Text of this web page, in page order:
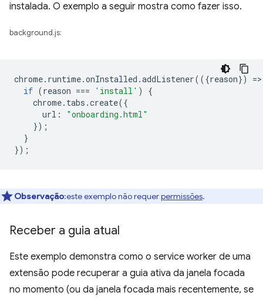
instalada. O exemplo a seguir mostra como fazer isso.
background.js:
chrome. runtime.onInstalled .addListener(({reason}) =>
if (reason === 'install' )
{
chrome. tabs .create({
url :
"onboarding.html"
});
}
});
Observação:este exemplo não requerpermissões.
Receber a guia atual
Este exemplo demonstra como o service worker de uma
extensão pode recuperar a guia ativa da janela focada
no momento (ou da janela focada mais recentemente, se